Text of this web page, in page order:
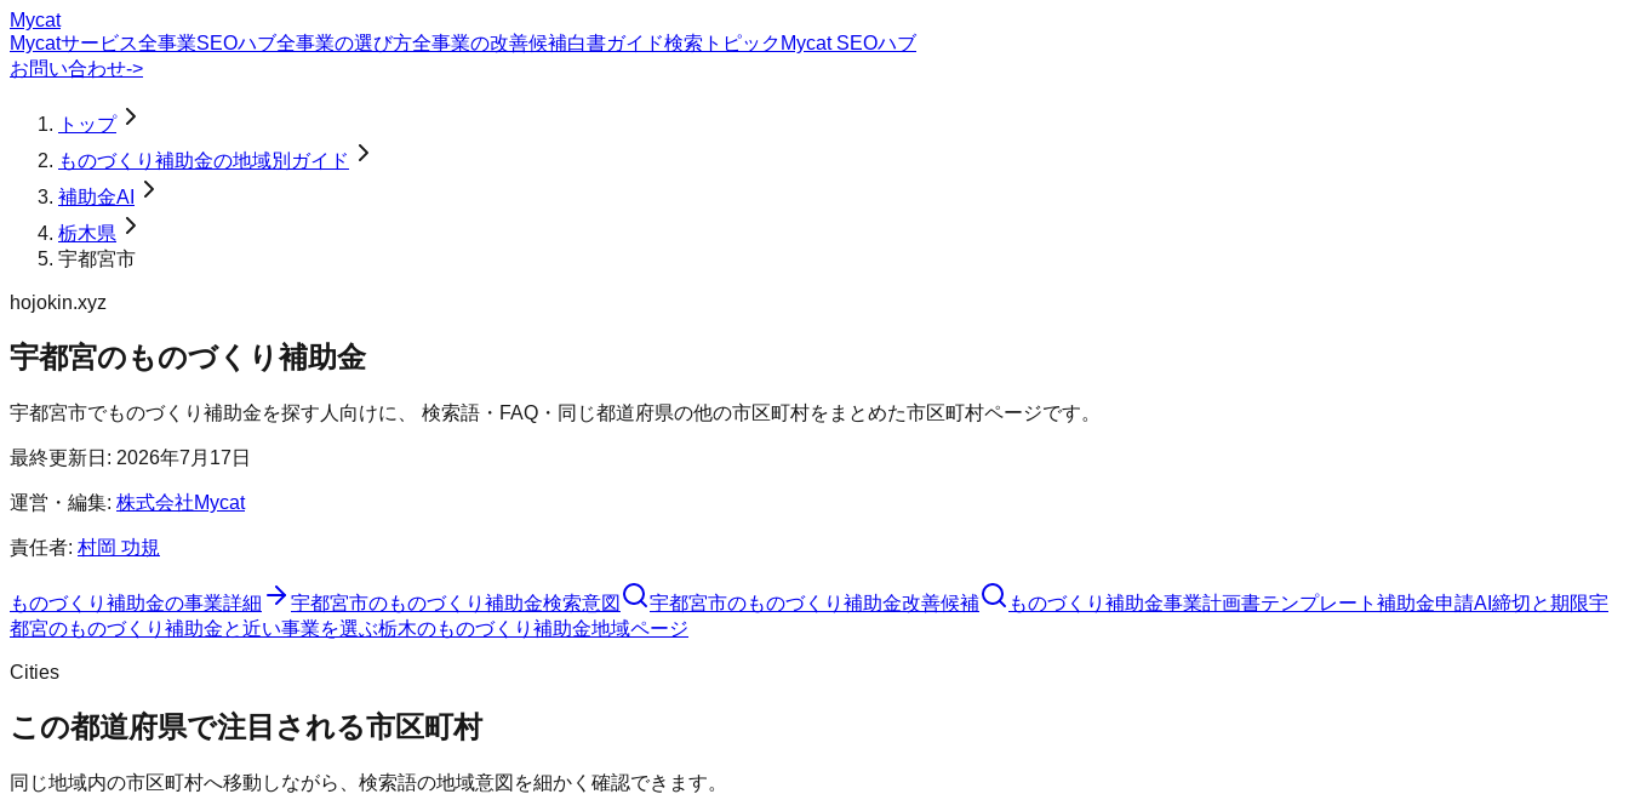
Mycat
Mycatサービス全事業SEOハブ全事業の選び方全事業の改善候補白書ガイド検索トピック Mycat SEOハブ
お問い合わせ->
トップ
ものづくり補助金の地域別ガイド
補助金AI
栃木県
宇都宮市
hojokin.xyz
宇都宮のものづくり補助金
宇都宮市でものづくり補助金を探す人向けに、 検索語・FAQ・同じ都道府県の他の市区町村をまとめた市区町村ページです。
最終更新日: 2026年7月17日
運営・編集: 株式会社Mycat
責任者: 村岡 功規
ものづくり補助金の事業詳細 宇都宮市のものづくり補助金検索意図 宇都宮市のものづくり補助金改善候補 ものづくり補助金事業計画書テンプレート 補助金申請AI 締切と期限宇
都宮のものづくり補助金と近い事業を選ぶ栃木のものづくり補助金地域ページ
Cities
この都道府県で注目される市区町村
同じ地域内の市区町村へ移動しながら、検索語の地域意図を細かく確認できます。